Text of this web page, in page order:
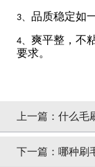
3、 品质稳定如
4、 爽平整，不
要求。
上一篇： 什么毛
旺】
下一篇： 哪种刷